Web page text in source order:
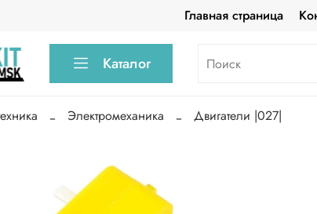
Главная страница
Каталог
Электромеханика Двигатели |027|